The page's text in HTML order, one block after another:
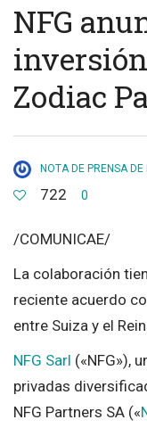
NFG
Zodiac
NOTA DE PRENSA DE
722 0
/COMUNICAE/
La colaboración
reciente acuerdo
entre Suiza y el
NFG Sarl («NFG»),
privadas
NFG Partners SA («